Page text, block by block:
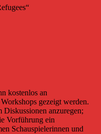
kostenlos an
gezeigt werden.
anzuregen;
Vorführung ein
Schauspielerinnen und